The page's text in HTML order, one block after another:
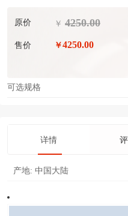
原价 ￥ 4250.00
售价 ￥4250.00
可选规格
详情
产地: 中国大陆